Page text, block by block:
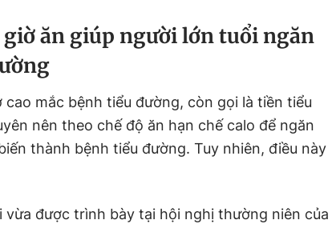
ăn giúp người lớn tuổi ngăn
mắc bệnh tiểu đường, còn gọi là tiền tiểu
nên theo chế độ ăn hạn chế calo để ngăn
thành bệnh tiểu đường. Tuy nhiên, điều này
vừa được trình bày tại hội nghị thường niên của